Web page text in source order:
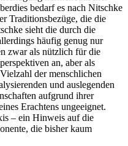
bedarf es nach Nitschke
Traditionsbezüge, die die
sieht die durch die
häufig genug nur
zwar als nützlich für die
an, aber als
der menschlichen
und auslegenden
aufgrund ihrer
Erachtens ungeeignet.
– ein Hinweis auf die
die bisher kaum